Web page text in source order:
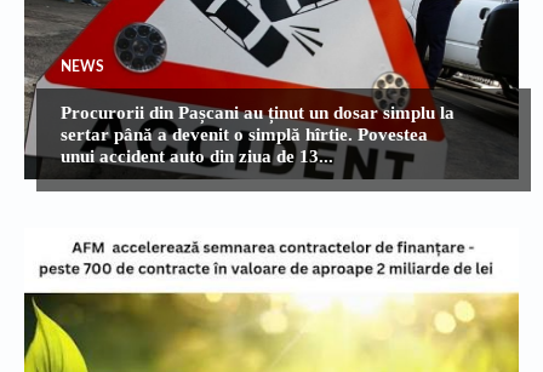
NEWS
Procurorii din Pașcani au ținut un dosar simplu la
sertar până a devenit o simplă hîrtie. Povestea
unui accident auto din ziua de 13...